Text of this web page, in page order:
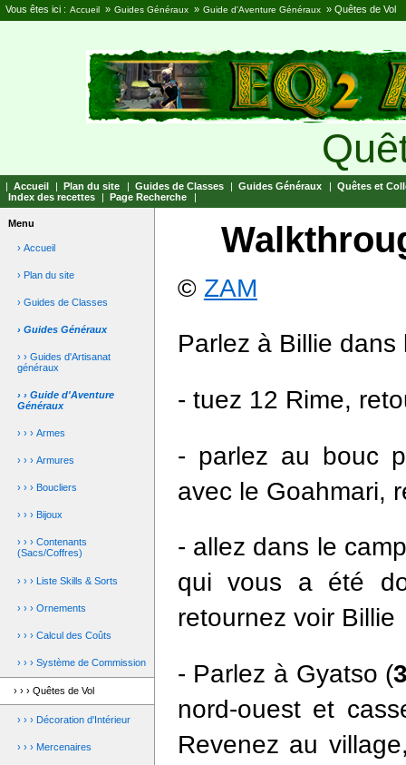
Vous êtes ici : Accueil » Guides Généraux » Guide d'Aventure Généraux » Quêtes de Vol
| Accueil | Plan du site | Guides de Classes | Guides Généraux | Quêtes et
Index des recettes
| Page Recherche |
Menu
› Accueil
› Plan du site
› Guides de Classes
› Guides Généraux
› › Guides d'Artisanat
généraux
› › Guide d'Aventure
Généraux
› › › Armes
› › › Armures
› › › Boucliers
› › › Bijoux
› › › Contenants
(Sacs/Coffres)
› › › Liste Skills & Sorts
› › › Ornements
› › › Calcul des Coûts
› › › Système de Commission
› › › Quêtes de Vol
› › › Décoration d'Intérieur
› › › Mercenaires
© ZAM
Parlez à Billie
- tuez 12 Rime,
- parlez au bouc
avec le Goahmari,
- allez dans le
qui vous a été
retournez voir Billie
- Parlez à Gyatso (
nord-ouest et
Revenez au